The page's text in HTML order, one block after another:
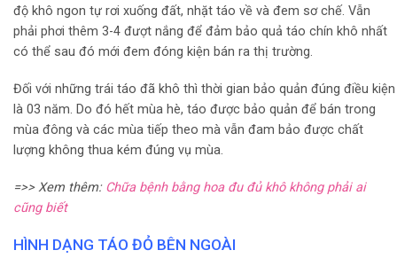
độ khô ngon tự rơi xuống đất, nhặt táo về và đem sơ chế. Vẫn
phải phơi thêm 3-4 đượt nắng để đảm bảo quả táo chín khô nhất
có thể sau đó mới đem đóng kiện bán ra thị trường.
Đối với những trái táo đã khô thì thời gian bảo quản đúng điều kiện
là 03 năm. Do đó hết mùa hè, táo được bảo quản để bán trong
mùa đông và các mùa tiếp theo mà vẫn đam bảo được chất
lượng không thua kém đúng vụ mùa.
=>> Xem thêm: Chữa bệnh bằng hoa đu đủ khô không phải ai
cũng biết
HÌNH DẠNG TÁO ĐỎ BÊN NGOÀI